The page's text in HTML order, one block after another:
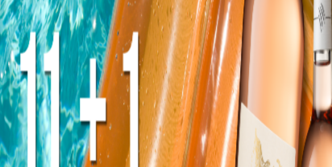
Vous aimerez aussi